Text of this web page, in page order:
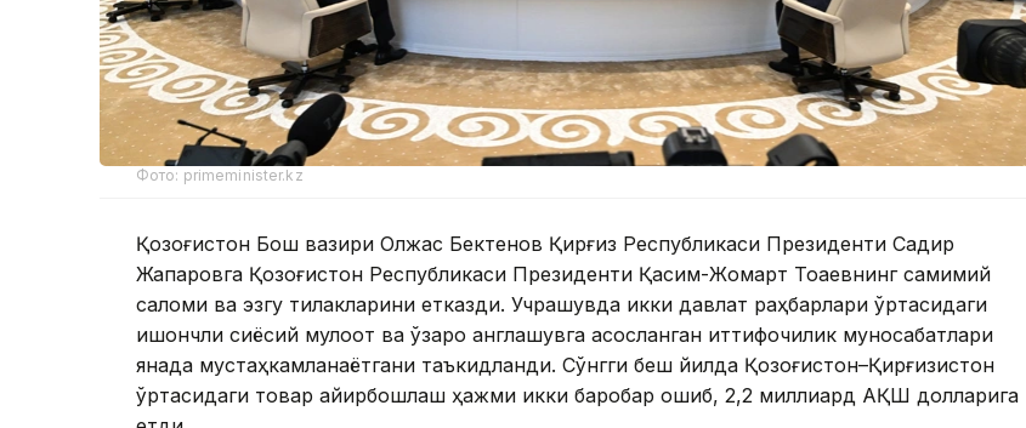
Фото: primeminister.kz
Қозоғистон Бош вазири Олжас Бектенов Қирғиз Республикаси Президенти Садир
Жапаровга Қозоғистон Республикаси Президенти Қасим-Жомарт Тоқаевнинг самимий
саломи ва эзгу тилакларини етказди. Учрашувда икки давлат раҳбарлари ўртасидаги
ишончли сиёсий мулоқот ва ўзаро англашувга асосланган иттифоқчилик муносабатлари
янада мустаҳкамланаётгани таъкидланди. Сўнгги беш йилда Қозоғистон–Қирғизистон
ўртасидаги товар айирбошлаш ҳажми икки баробар ошиб, 2,2 миллиард АҚШ долларига